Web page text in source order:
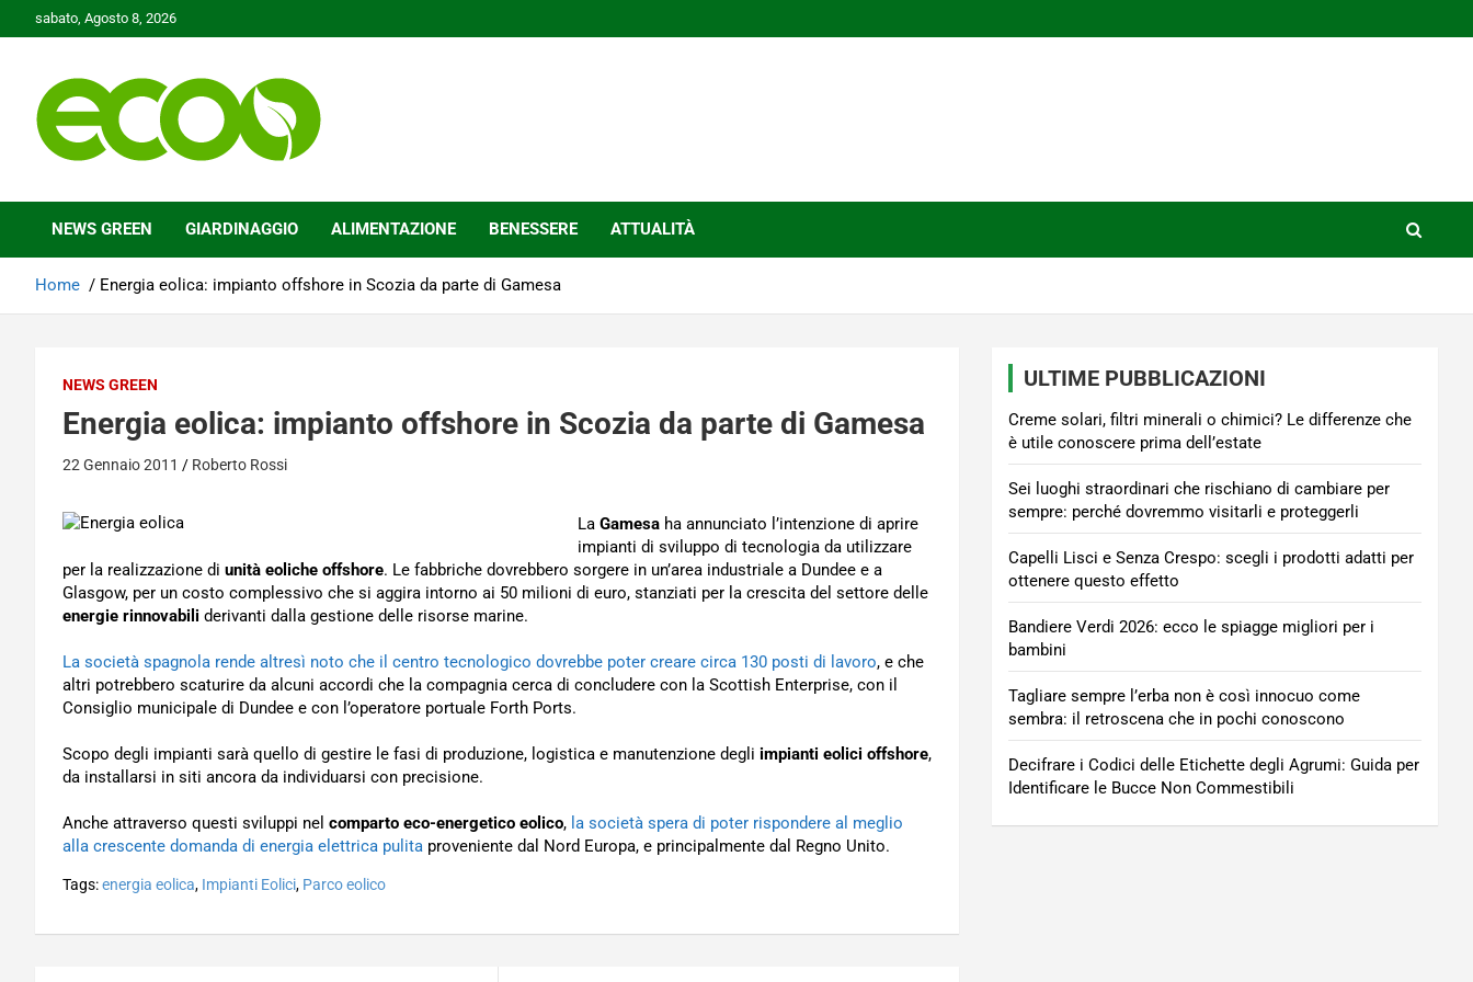
to
sabato, Agosto 8, 2026
Ecoo.it
NEWS GREEN GIARDINAGGIO ALIMENTAZIONE BENESSERE ATTUALITÀ
Home Energia eolica: impianto offshore in Scozia da parte di Gamesa
NEWS GREEN
Energia eolica: impianto offshore in Scozia da parte di Gamesa
22 Gennaio 2011 Roberto Rossi
La Gamesa ha annunciato l’intenzione di aprire
impianti di sviluppo di tecnologia da utilizzare
per la realizzazione di unità eoliche offshore. Le fabbriche dovrebbero sorgere in un’area industriale a Dundee e a
Glasgow, per un costo complessivo che si aggira intorno ai 50 milioni di euro, stanziati per la crescita del settore delle
energie rinnovabili derivanti dalla gestione delle risorse marine.
La società spagnola rende altresì noto che il centro tecnologico dovrebbe poter creare circa 130 posti di lavoro, e che
altri potrebbero scaturire da alcuni accordi che la compagnia cerca di concludere con la Scottish Enterprise, con il
Consiglio municipale di Dundee e con l’operatore portuale Forth Ports.
Scopo degli impianti sarà quello di gestire le fasi di produzione, logistica e manutenzione degli impianti eolici offshore,
da installarsi in siti ancora da individuarsi con precisione.
Anche attraverso questi sviluppi nel comparto eco-energetico eolico, la società spera di poter rispondere al meglio
alla crescente domanda di energia elettrica pulita proveniente dal Nord Europa, e principalmente dal Regno Unito.
Tags:energia eolica, Impianti Eolici, Parco eolico
ULTIME PUBBLICAZIONI
Creme solari, filtri minerali o chimici? Le differenze che
è utile conoscere prima dell’estate
Sei luoghi straordinari che rischiano di cambiare per
sempre: perché dovremmo visitarli e proteggerli
Capelli Lisci e Senza Crespo: scegli i prodotti adatti per
ottenere questo effetto
Bandiere Verdi 2026: ecco le spiagge migliori per i
bambini
Tagliare sempre l’erba non è così innocuo come
sembra: il retroscena che in pochi conoscono
Decifrare i Codici delle Etichette degli Agrumi: Guida per
Identificare le Bucce Non Commestibili